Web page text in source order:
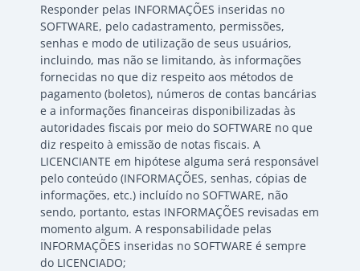
Responder pelas INFORMAÇÕES inseridas no
SOFTWARE, pelo cadastramento, permissões,
senhas e modo de utilização de seus usuários,
incluindo, mas não se limitando, às informações
fornecidas no que diz respeito aos métodos de
pagamento (boletos), números de contas bancárias
e a informações financeiras disponibilizadas às
autoridades fiscais por meio do SOFTWARE no que
diz respeito à emissão de notas fiscais. A
LICENCIANTE em hipótese alguma será responsável
pelo conteúdo (INFORMAÇÕES, senhas, cópias de
informações, etc.) incluído no SOFTWARE, não
sendo, portanto, estas INFORMAÇÕES revisadas em
momento algum. A responsabilidade pelas
INFORMAÇÕES inseridas no SOFTWARE é sempre
do LICENCIADO;